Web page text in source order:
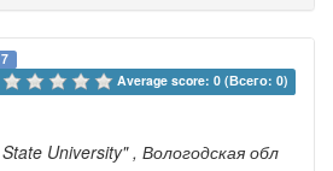
Average score: 0 (Всего: 0)
University" , Вологодская обл